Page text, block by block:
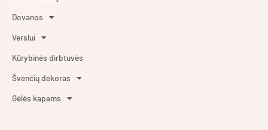
Dovanos
Verslui
Kūrybinės dirbtuvės
Švenčių dekoras
Gėlės kapams